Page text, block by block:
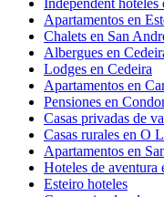
Independent
Apartamentos en
Chalets en San
Albergues en
Lodges en Cedeira
Apartamentos en
Pensiones en
Casas privadas de
Casas rurales en O
Apartamentos en
Hoteles de aventura
Esteiro hoteles